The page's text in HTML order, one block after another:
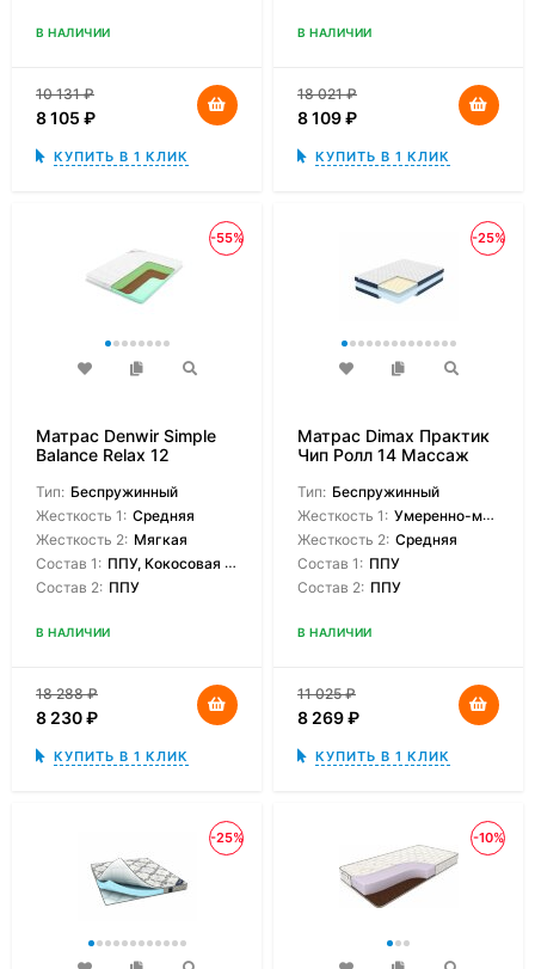
В НАЛИЧИИ
10 131₽
8 105 ₽
КУПИТЬ В 1 КЛИК
В НАЛИЧИИ
18 021₽
8 109₽
КУПИТЬ В 1 КЛИК
-55%
Матрас Denwir Simple
Balance Relax 12
Тип: Беспружинный
Жесткость 1: Средняя
Жесткость 2: Мягкая
Состав 1: ППУ, Кокосовая койра
Состав 2: ППУ
В НАЛИЧИИ
18 288₽
8 230₽
КУПИТЬ В 1 КЛИК
-25%
Матрас Dimax Практик
Чип Ролл 14 Массаж
Тип: Беспружинный
Жесткость 1: Умеренно-мягкая
Жесткость 2: Средняя
Состав 1: ППУ
Состав 2: ППУ
В НАЛИЧИИ
11 025₽
8 269₽
КУПИТЬ В 1 КЛИК
-25% -10%